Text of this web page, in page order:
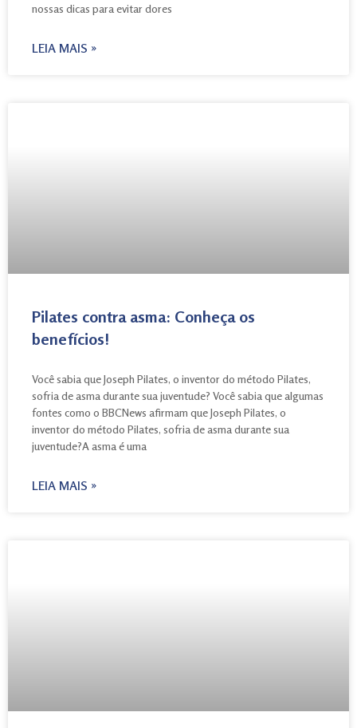
nossas dicas para evitar dores
LEIA MAIS »
Pilates contra asma: Conheça os
benefícios!
Você sabia que Joseph Pilates, o inventor do método Pilates,
sofria de asma durante sua juventude? Você sabia que algumas
fontes como o BBCNews afirmam que Joseph Pilates, o
inventor do método Pilates, sofria de asma durante sua
juventude?A asma é uma
LEIA MAIS »